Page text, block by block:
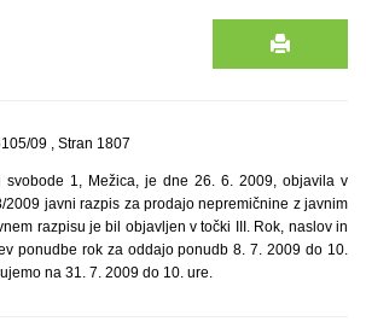
09 , Stran 1807
svobode 1, Mežica, je dne 26. 6. 2009, objavila v
2009 javni razpis za prodajo nepremičnine z javnim
razpisu je bil objavljen v točki III. Rok, naslov in
ponudbe rok za oddajo ponudb 8. 7. 2009 do 10.
na 31. 7. 2009 do 10. ure.